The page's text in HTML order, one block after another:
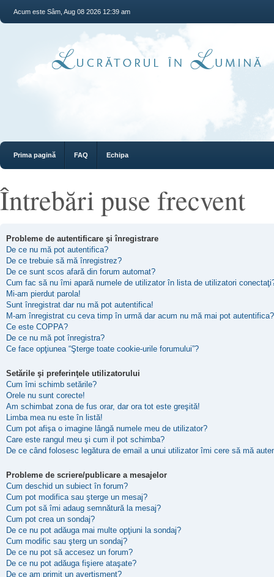
Acum este Sâm, Aug 08 2026 12:39 am
Prima pagină FAQ Echipa
Întrebări puse frecvent
Probleme de autentificare şi înregistrare
De ce nu mă pot autentifica?
De ce trebuie să mă înregistrez?
De ce sunt scos afară din forum automat?
Cum fac să nu îmi apară numele de utilizator în lista de utilizatori
Mi-am pierdut parola!
Sunt înregistrat dar nu mă pot autentifica!
M-am înregistrat cu ceva timp în urmă dar acum nu mă mai pot
Ce este COPPA?
De ce nu mă pot înregistra?
Ce face opţiunea “Şterge toate cookie-urile forumului”?
Setările şi preferinţele utilizatorului
Cum îmi schimb setările?
Orele nu sunt corecte!
Am schimbat zona de fus orar, dar ora tot este greşită!
Limba mea nu este în listă!
Cum pot afişa o imagine lângă numele meu de utilizator?
Care este rangul meu şi cum il pot schimba?
De ce când folosesc legătura de email a unui utilizator îmi cere să mă
Probleme de scriere/publicare a mesajelor
Cum deschid un subiect în forum?
Cum pot modifica sau şterge un mesaj?
Cum pot să îmi adaug semnătură la mesaj?
Cum pot crea un sondaj?
De ce nu pot adăuga mai multe opţiuni la sondaj?
Cum modific sau şterg un sondaj?
De ce nu pot să accesez un forum?
De ce nu pot adăuga fişiere ataşate?
De ce am primit un avertisment?